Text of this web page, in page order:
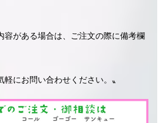
がある場合は、ご注文の際に備考欄
軽にお問い合わせください。〟